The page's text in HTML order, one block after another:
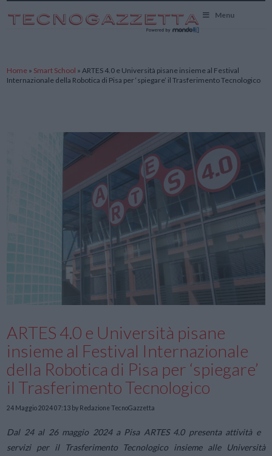
Menu
Home » Smart School »ARTES 4.0 e Università pisane insieme al Festival
Internazionale della Robotica di Pisa per ‘spiegare’ il Trasferimento Tecnologico
ARTES 4.0 e Università pisane
insieme al Festival Internazionale
della Robotica di Pisa per ‘spiegare’
il Trasferimento Tecnologico
24 Maggio 2024 07:13 by Redazione TecnoGazzetta
Dal 24 al 26 maggio 2024 a Pisa ARTES 4.0 presenta attività e
servizi per il Trasferimento Tecnologico insieme alle Università